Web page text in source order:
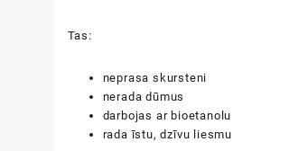
Tas:
neprasa skursteni
nerada dūmus
darbojas ar bioetanolu
rada īstu, dzīvu liesmu